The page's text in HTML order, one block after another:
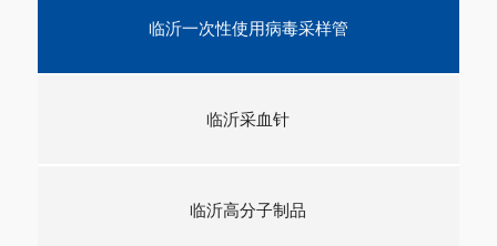
临沂一次性使用病毒采样管
临沂采血针
临沂高分子制品